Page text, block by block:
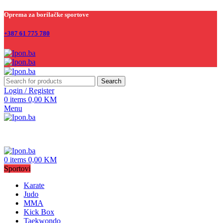
Oprema za borilačke sportove
+387 61 775 780
Search
Login / Register
0 items 0,00 KM
Menu
0 items 0,00 KM
Sportovi
Karate
Judo
MMA
Kick Box
Taekwondo